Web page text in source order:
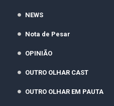
NEWS
Nota de Pesar
OPINIÃO
OUTRO OLHAR CAST
OUTRO OLHAR EM PAUTA